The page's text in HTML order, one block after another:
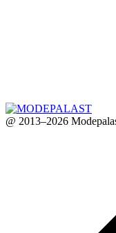
@ 2013–2026